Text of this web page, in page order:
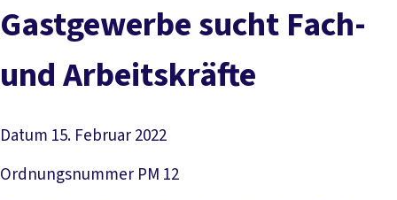
Gastgewerbe sucht Fach-
und Arbeitskräfte
Datum 15. Februar 2022
Ordnungsnummer PM 12